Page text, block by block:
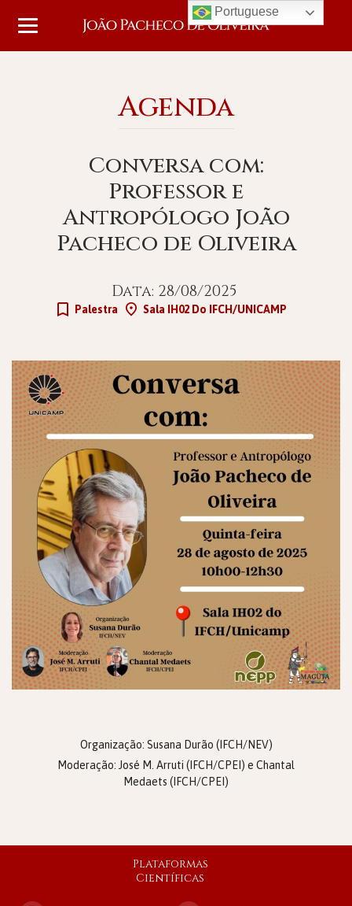
Agenda
Conversa com:
Professor e
Antropólogo João
Pacheco de Oliveira
Data: 28/08/2025
Palestra Sala IH02 Do IFCH/UNICAMP
Organização: Susana Durão (IFCH/NEV)
Moderação: José M. Arruti (IFCH/CPEI) e Chantal
Medaets (IFCH/CPEI)
Plataformas
Científicas
Portuguese